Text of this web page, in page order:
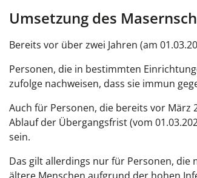
Umsetzung des
Bereits vor über zwei Jahren (am
Personen, die in bestimmten
zufolge nachweisen, dass sie immun
Auch für Personen, die bereits vor
Ablauf der Übergangsfrist (vom
sein.
Das gilt allerdings nur für Personen, die